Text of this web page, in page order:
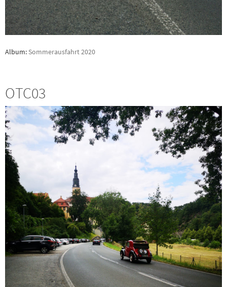
Album: Sommerausfahrt 2020
OTC03